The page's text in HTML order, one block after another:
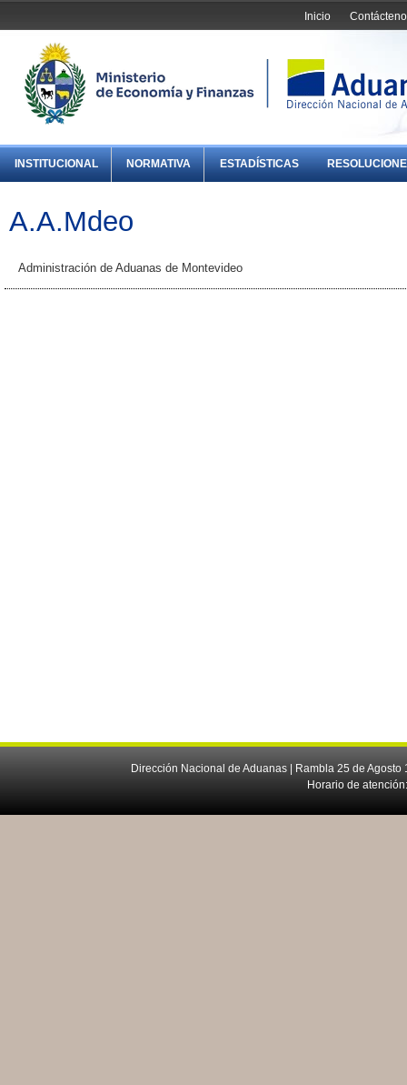
Inicio
INSTITUCIONAL NORMATIVA ESTADÍSTICAS
A.A.Mdeo
Administración de Aduanas de Montevideo
Dirección Nacional de Aduanas | Rambla 25 de
Horario de